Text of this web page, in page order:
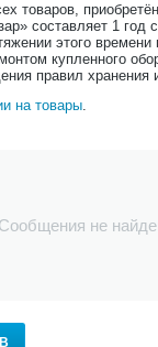
товаров,
составляет 1 год
этого времени
купленного
правил хранения
на товары.
Сообщения не